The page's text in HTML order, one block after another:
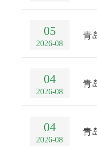
05
2026-08
青
04
2026-08
青
04
2026-08
青